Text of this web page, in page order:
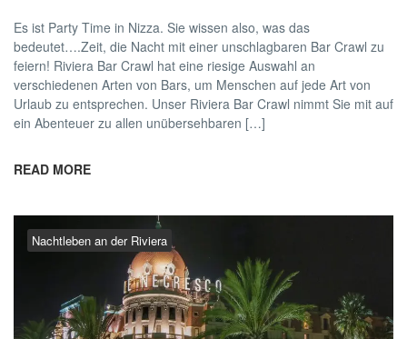
Es ist Party Time in Nizza. Sie wissen also, was das
bedeutet….Zeit, die Nacht mit einer unschlagbaren Bar Crawl zu
feiern! Riviera Bar Crawl hat eine riesige Auswahl an
verschiedenen Arten von Bars, um Menschen auf jede Art von
Urlaub zu entsprechen. Unser Riviera Bar Crawl nimmt Sie mit auf
ein Abenteuer zu allen unübersehbaren […]
READ MORE
Nachtleben an der Riviera